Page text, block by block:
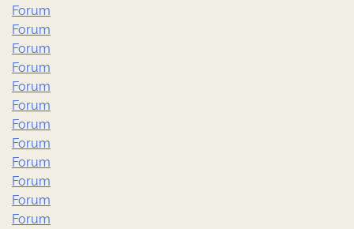
Forum
Forum
Forum
Forum
Forum
Forum
Forum
Forum
Forum
Forum
Forum
Forum